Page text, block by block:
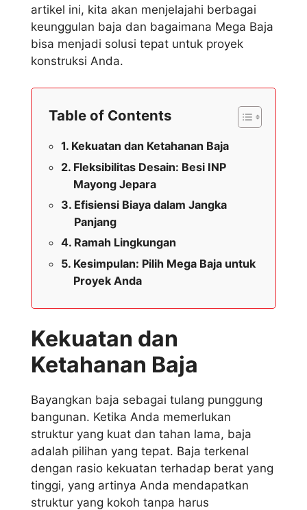
artikel ini, kita akan menjelajahi berbagai
keunggulan baja dan bagaimana Mega Baja
bisa menjadi solusi tepat untuk proyek
konstruksi Anda.
Table of Contents
Kekuatan dan Ketahanan Baja
Fleksibilitas Desain: Besi INP
Mayong Jepara
Efisiensi Biaya dalam Jangka
Panjang
Ramah Lingkungan
Kesimpulan: Pilih Mega Baja untuk
Proyek Anda
Kekuatan dan
Ketahanan Baja
Bayangkan baja sebagai tulang punggung
bangunan. Ketika Anda memerlukan
struktur yang kuat dan tahan lama, baja
adalah pilihan yang tepat. Baja terkenal
dengan rasio kekuatan terhadap berat yang
tinggi, yang artinya Anda mendapatkan
struktur yang kokoh tanpa harus